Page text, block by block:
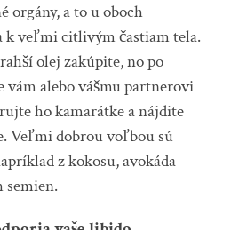
orgány, a to u oboch
k veľmi citlivým častiam tela.
olej zakúpite, no po
vám alebo vášmu partnerovi
ho kamarátke a nájdite
Veľmi dobrou voľbou sú
z kokosu, avokáda
semien.